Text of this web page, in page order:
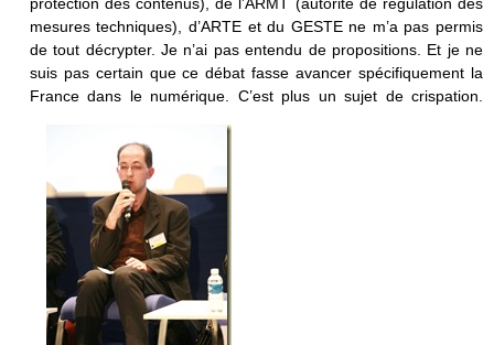
mesures techniques), d’ARTE et du GESTE ne m’a pas permis
de tout décrypter. Je n’ai pas entendu de propositions. Et je ne
suis pas certain que ce débat fasse avancer spécifiquement la
France dans le numérique. C’est plus un sujet de crispation.